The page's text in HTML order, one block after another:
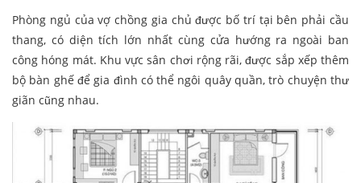
Phòng ngủ của vợ chồng gia chủ được bố trí tại bên phải cầu
thang, có diện tích lớn nhất cùng cửa hướng ra ngoài ban
công hóng mát. Khu vực sân chơi rộng rãi, được sắp xếp thêm
bộ bàn ghế để gia đình có thể ngôi quây quần, trò chuyện thư
giãn cũng nhau.